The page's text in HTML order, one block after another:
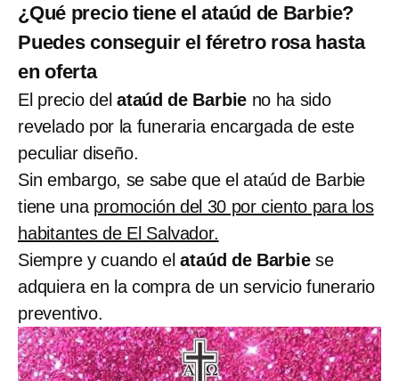
¿Qué precio tiene el ataúd de Barbie?
Puedes conseguir el féretro rosa hasta
en oferta
El precio delataúd de Barbie no ha sido
revelado por la funeraria encargada de este
peculiar diseño.
Sin embargo, se sabe que el ataúd de Barbie
tiene una promoción del 30 por ciento para los
habitantes de El Salvador.
Siempre y cuando elataúd de Barbiese
adquiera en la compra de un servicio funerario
preventivo.